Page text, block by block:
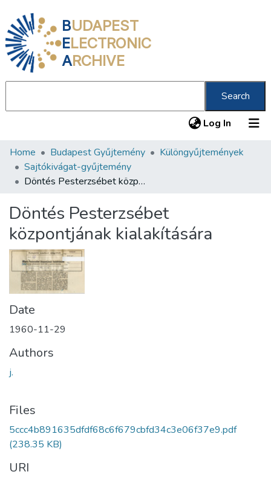
BUDAPEST
ELECTRONIC
ARCHIVE
Search
Log In (current)
Communities & Collections
All of DSpace
About us
Home Budapest Gyűjtemény
Különgyűjtemények
Sajtókivágat-gyűjtemény
Döntés Pesterzsébet központjának kialakítására
Döntés Pesterzsébet
központjának kialakítására
Date
1960-11-29
Authors
j.
Files
5ccc4b891635dfdf68c6f679cbfd34c3e06f37e9.pdf
(238.35 KB)
URI